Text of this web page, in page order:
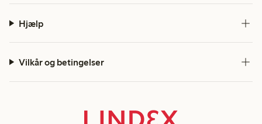
Hjælp
Vilkår og betingelser